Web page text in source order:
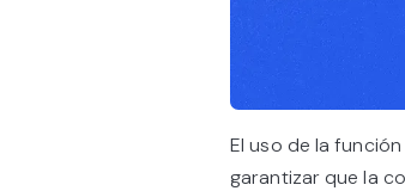
El uso de la
garantizar que la